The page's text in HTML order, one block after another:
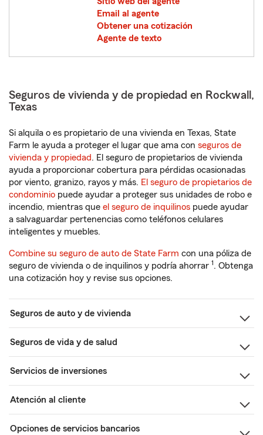
Email al agente
Obtener una cotización
Agente de texto
Seguros de vivienda y de propiedad en Rockwall,
Texas
Si alquila o es propietario de una vivienda en Texas, State
Farm le ayuda a proteger el lugar que ama con seguros de
vivienda y propiedad. El seguro de propietarios de vivienda
ayuda a proporcionar cobertura para pérdidas ocasionadas
por viento, granizo, rayos y más. El seguro de propietarios de
condominio puede ayudar a proteger sus unidades de robo e
incendio, mientras que el seguro de inquilinos puede ayudar
a salvaguardar pertenencias como teléfonos celulares
inteligentes y muebles.
Combine su seguro de auto de State Farm con una póliza de
seguro de vivienda o de inquilinos y podría ahorrar 1. Obtenga
una cotización hoy y revise sus opciones.
Seguros de auto y de vivienda
Seguros de vida y de salud
Servicios de inversiones
Atención al cliente
Opciones de servicios bancarios